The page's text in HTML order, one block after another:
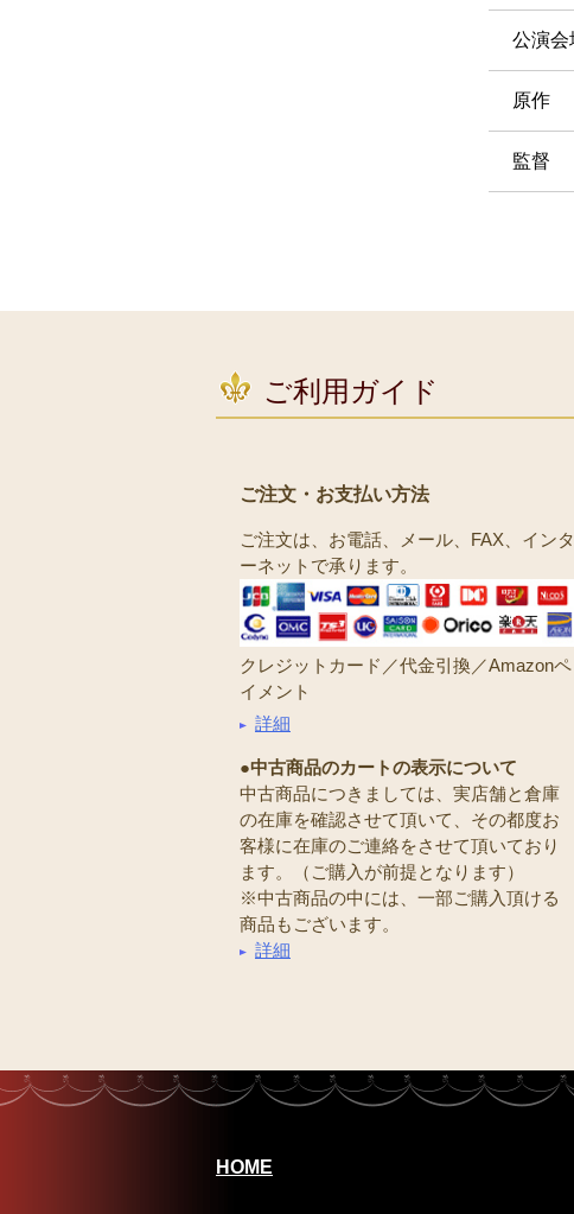
公演会
原作
監督
ご利用ガイド
ご注文・お支払い方法
ご注文は、お電話、メール、FAX、インタ
ーネットで承ります。
クレジットカード／代金引換／Amazonペ
イメント
詳細
●中古商品のカートの表示について
中古商品につきましては、実店舗と倉庫
の在庫を確認させて頂いて、その都度お
客様に在庫のご連絡をさせて頂いており
ます。（ご購入が前提となります）
※中古商品の中には、一部ご購入頂ける
商品もございます。
詳細
HOME